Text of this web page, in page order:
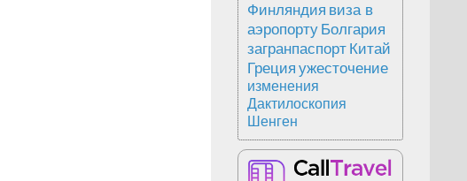
Финляндия виза в
аэропорту Болгария
загранпаспорт Китай
Греция ужесточение
изменения
Дактилоскопия
Шенген